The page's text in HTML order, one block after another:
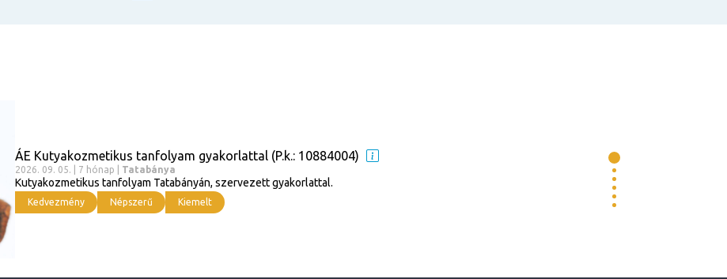
ÁE Kutyakozmetikus tanfolyam gyakorlattal (P.k.: 10884004)
2026. 09. 05. | 7 hónap | Tatabánya
Kutyakozmetikus tanfolyam Tatabányán, szervezett gyakorlattal.
Kedvezmény Népszerű Kiemelt